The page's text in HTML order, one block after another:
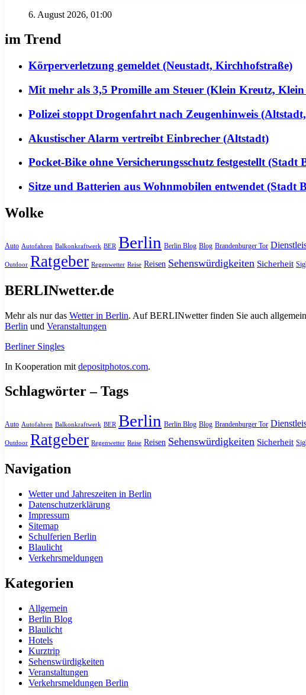
6. August 2026, 01:00
im Trend
Körperverletzung gemeldet (Neustadt, Kirchhofstraße)
Mit mehr als 3,5 Promille am Steuer (Klein Kreutz,
Polizei stoppt Drogenfahrt nach Zeugenhinweis
Akustischer Alarm vertreibt Einbrecher (Altstadt)
Pocket-Bike ohne Versicherungsschutz festgestellt
Sitze und Batterien aus Wohnmobilen entwendet (Stadt
Wolke
Auto Autofahren Balkonkraftwerk BER Berlin Berlin Blog Blog Brandenburger Tor
Outdoor Ratgeber Regenwetter Reise Reisen Sehenswürdigkeiten Sicherheit
BERLINwetter.de
Mehr als nur das Wetter in Berlin. Auf BERLINwetter finden Sie auch
Berlin und Veranstaltungen
Berliner Singles
In Kooperation mit depositphotos.com.
Schlagwörter – Tags
Auto Autofahren Balkonkraftwerk BER Berlin Berlin Blog Blog Brandenburger Tor
Outdoor Ratgeber Regenwetter Reise Reisen Sehenswürdigkeiten Sicherheit
Navigation
Wetter und Jahreszeiten in Berlin
Datenschutzerklärung
Impressum
Sitemap
Schulferien Berlin
Blaulicht
Verkehrsmeldungen
Kategorien
Allgemein
Berlin Blog
Blaulicht
Hotels
Kurztrip
Sehenswürdigkeiten
Veranstaltungen
Verkehrsmeldungen Berlin